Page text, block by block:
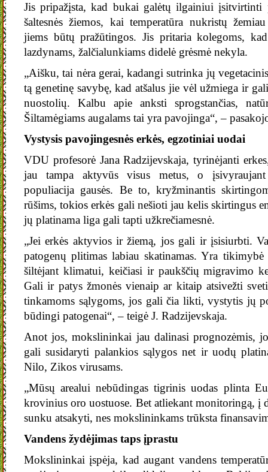
Jis pripažįsta, kad bukai galėtų ilgainiui įsitvirtinti
šaltesnės žiemos, kai temperatūra nukristų
jiems būtų pražūtingos. Jis pritaria kolegoms,
lazdynams, žalčialunkiams didelė grėsmė nekyla.
„Aišku, tai nėra gerai, kadangi sutrinka jų
tą genetinę savybę, kad atšalus jie vėl užmiega ir
nuostolių. Kalbu apie anksti sprogstančias,
Šiltamėgiams augalams tai yra pavojinga“, –
Vystysis pavojingesnės erkės, egzotiniai uodai
VDU profesorė Jana Radzijevskaja, tyrinėjanti
jau tampa aktyvūs visus metus, o
populiacija gausės. Be to, kryžminantis
rūšims, tokios erkės gali nešioti jau kelis skirtingus
jų platinama liga gali tapti užkrečiamesnė.
„Jei erkės aktyvios ir žiemą, jos gali ir įsisiurbti.
patogenų plitimas labiau skatinamas. Yra
šiltėjant klimatui, keičiasi ir paukščių migravimo
Gali ir patys žmonės vienaip ar kitaip atsivežti
tinkamoms sąlygoms, jos gali čia likti, vystytis jų
būdingi patogenai“, – teigė J. Radzijevskaja.
Anot jos, mokslininkai jau dalinasi prognozėmis,
gali susidaryti palankios sąlygos net ir uodų
Nilo, Zikos virusams.
„Mūsų arealui nebūdingas tigrinis uodas plinta
krovinius oro uostuose. Bet atliekant monitoringą, į
sunku atsakyti, nes mokslininkams trūksta
Vandens žydėjimas taps įprastu
Mokslininkai įspėja, kad augant vandens